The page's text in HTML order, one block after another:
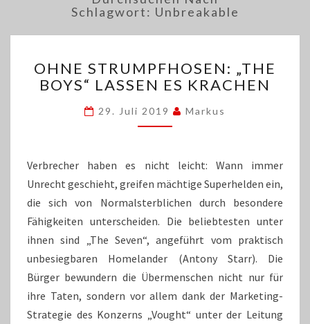
Schlagwort: Unbreakable
STRUMPFHOSEN:
„THE
LASSEN
ES
OHNE STRUMPFHOSEN: „THE
BOYS“ LASSEN ES KRACHEN
29. Juli 2019 Markus
Verbrecher haben es nicht leicht: Wann immer
Unrecht geschieht, greifen mächtige Superhelden ein,
die sich von Normalsterblichen durch besondere
Fähigkeiten unterscheiden. Die beliebtesten unter
ihnen sind „The Seven“, angeführt vom praktisch
unbesiegbaren Homelander (Antony Starr). Die
Bürger bewundern die Übermenschen nicht nur für
ihre Taten, sondern vor allem dank der Marketing-
Strategie des Konzerns „Vought“ unter der Leitung